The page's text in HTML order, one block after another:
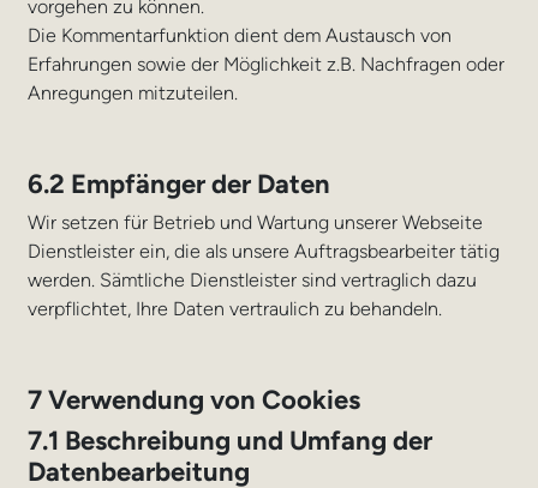
vorgehen zu können.
Die Kommentarfunktion dient dem Austausch von
Erfahrungen sowie der Möglichkeit z.B. Nachfragen oder
Anregungen mitzuteilen.
6.2 Empfänger der Daten
Wir setzen für Betrieb und Wartung unserer Webseite
Dienstleister ein, die als unsere Auftragsbearbeiter tätig
werden. Sämtliche Dienstleister sind vertraglich dazu
verpflichtet, Ihre Daten vertraulich zu behandeln.
7 Verwendung von Cookies
7.1 Beschreibung und Umfang der
Datenbearbeitung